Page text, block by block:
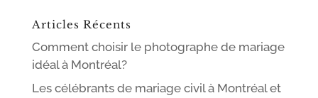
Articles Récents
Comment choisir le photographe de mariage
idéal à Montréal?
Les célébrants de mariage civil à Montréal et